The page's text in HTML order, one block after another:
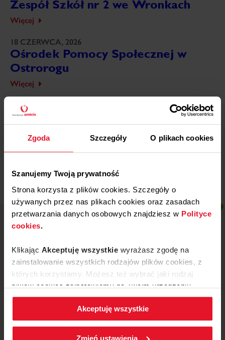
Zgoda Szczegóły O plikach cookies
Szanujemy Twoją prywatność
Strona korzysta z plików cookies. Szczegóły o
używanych przez nas plikach cookies oraz zasadach
przetwarzania danych osobowych znajdziesz w Polityce
cookies.
Klikając Akceptuję wszystkie wyrażasz zgodę na
zainstalowanie wszystkich rodzajów plików cookies, z
których korzystamy. Możesz też wybrać jaki rodzaj
plików cookies zainstalujemy na Twoim urządzeniu,
klikającZmień ustawienia.
W każdej chwili możesz zmienić wybrane przez Ciebie
ustawienia plików cookies wchodząc w zakładkę
Akceptuję wszystkie
Zmień ustawienia
Zespół Szkół nr 2 we Wronkach
Więcej
18 CZERWCA, 2026
Ośrodek Pomocy Społecznej w
Ostrorogu
Więcej
18 CZERWCA, 2026
Wojewódzki Szpital
Specjalistyczny w Legnicy
ul. Mickiewicza 52, 64-510 Wronki